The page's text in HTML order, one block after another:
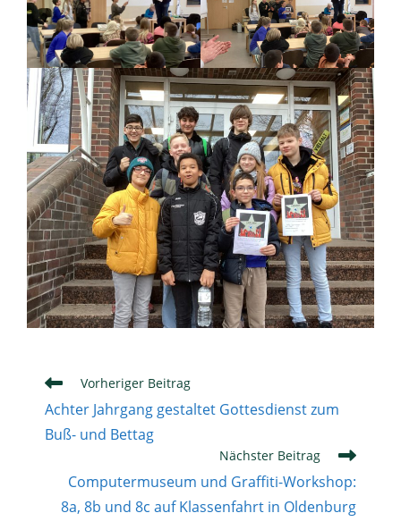
Weitere
ansehen
Vorheriger Beitrag
Achter Jahrgang gestaltet Gottesdienst zum
Buß- und Bettag
Nächster Beitrag
Computermuseum und Graffiti-Workshop:
8a, 8b und 8c auf Klassenfahrt in Oldenburg